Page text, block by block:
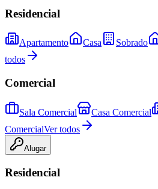
Residencial
Apartamento Casa Sobrado
todos
Comercial
Sala Comercial Casa Comercial
ComercialVer todos
Alugar
Residencial